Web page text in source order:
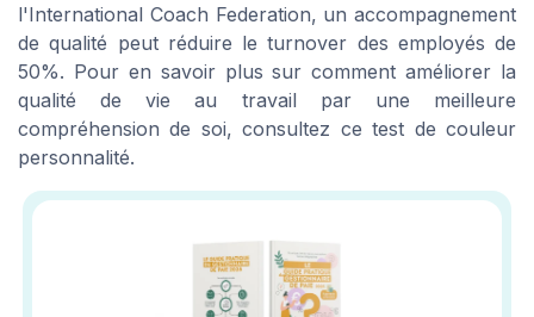
l'International Coach Federation, un accompagnement
de qualité peut réduire le turnover des employés de
50%. Pour en savoir plus sur comment améliorer la
qualité de vie au travail par une meilleure
compréhension de soi, consultez ce test de couleur
personnalité.